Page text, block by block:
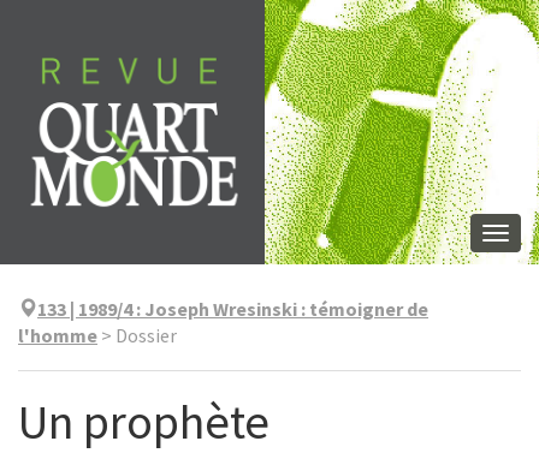
content
133 | 1989/4: Joseph Wresinski : témoigner de
l'homme > Dossier
Un prophète